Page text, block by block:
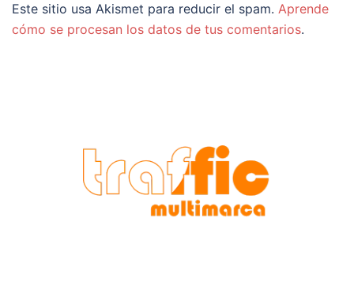
Este sitio usa Akismet para reducir el spam. Aprende
cómo se procesan los datos de tus comentarios.